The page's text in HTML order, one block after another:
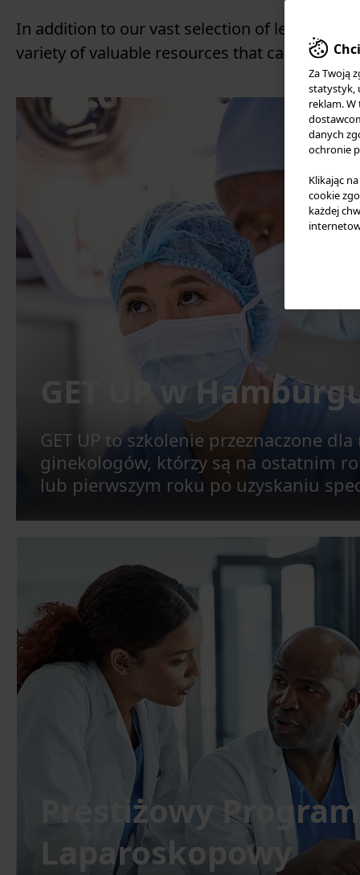
Hiszpania
Wielka Brytania i Irlandia
Bliski Wschód
Afryka
In addition to our vast selection of learning
variety of valuable resources that can help
GET UP w Hamburgu
GET UP to szkolenie przeznaczone dla
ginekologów, którzy są na ostatnim
lub pierwszym roku po uzyskaniu
Prestiżowy Program
Laparoskopowy
Za Twoją
statystyk,
reklam.
danych
ochronie
Klikając
cookie
każdej